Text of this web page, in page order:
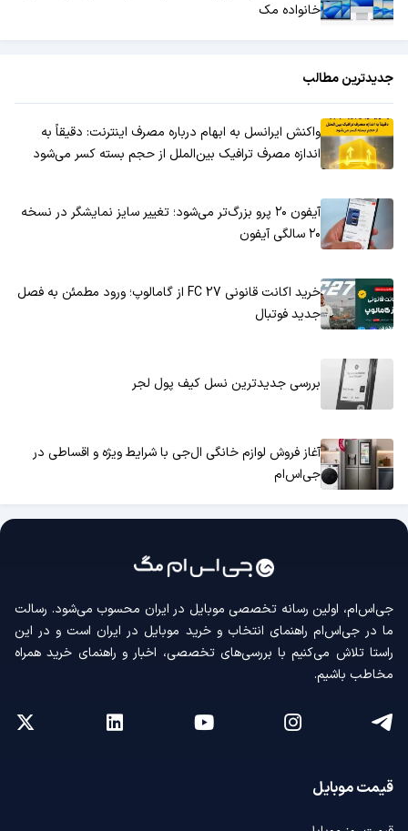
خانواده مک
جدیدترین مطالب
واکنش ایرانسل به ابهام درباره مصرف اینترنت: دقیقاً به
اندازه مصرف ترافیک بین‌الملل از حجم بسته کسر می‌شود
آیفون ۲۰ پرو بزرگ‌تر می‌شود؛ تغییر سایز نمایشگر در نسخه
۲۰ سالگی آیفون
خرید اکانت قانونی FC 27 از گامالوپ؛ ورود مطمئن به فصل
جدید فوتبال
بررسی جدیدترین نسل کیف پول لجر
آغاز فروش لوازم خانگی ال‌جی با شرایط ویژه و اقساطی در
جی‌اس‌ام
جی‌اس‌ام، اولین رسانه‌ تخصصی موبایل در ایران محسوب می‌شود. رسالت
ما در جی‌اس‌ام راهنمای انتخاب و خرید موبایل در ایران است و در این
راستا تلاش می‌کنیم با بررسی‌های تخصصی، اخبار و راهنمای خرید همراه
مخاطب باشیم.
قیمت موبایل